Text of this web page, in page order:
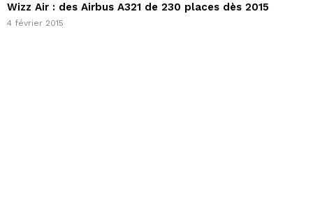
Wizz Air : des Airbus A321 de 230 places dès 2015
4 février 2015